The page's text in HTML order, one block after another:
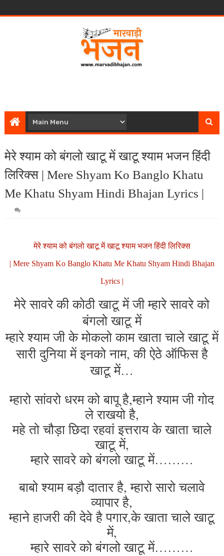
मेरे श्याम को बंगलो खाटू में खाटू श्याम भजन हिंदी
लिरिक्स | Mere Shyam Ko Banglo Khatu
Me Khatu Shyam Hindi Bhajan Lyrics |
मेरे श्याम को बंगलो खाटू में खाटू श्याम भजन हिंदी लिरिक्स
| Mere Shyam Ko Banglo Khatu Me Khatu Shyam Hindi Bhajan
Lyrics |
मेरे सावरे की कोठी खाटू में जी म्हारे सावरे को
बंगलो खाटू में
म्हारे श्याम जी के मोकलो काम खाता चाले खाटू में
सारी दुनिया में इनको नाम, की ऐठे ऑफिस है
खाटू में…
म्हारो सांवरो धरम को बापू है,म्हाने श्याम जी गोद
ले राखयो है,
महे तो चौड़ा छिदा रहवां इत्तराय के खाता चाले
खाटू में,
म्हारे सावरे को बंगलो खाटू में………
बाबो श्याम बड़ौ दातार है, म्हारो सारो चलावे
व्यापार है,
म्हाने हाजरी की देवे है पगार,के खाता चाले खाटू
में,
म्हारे सावरे को बंगलो खाटू में………